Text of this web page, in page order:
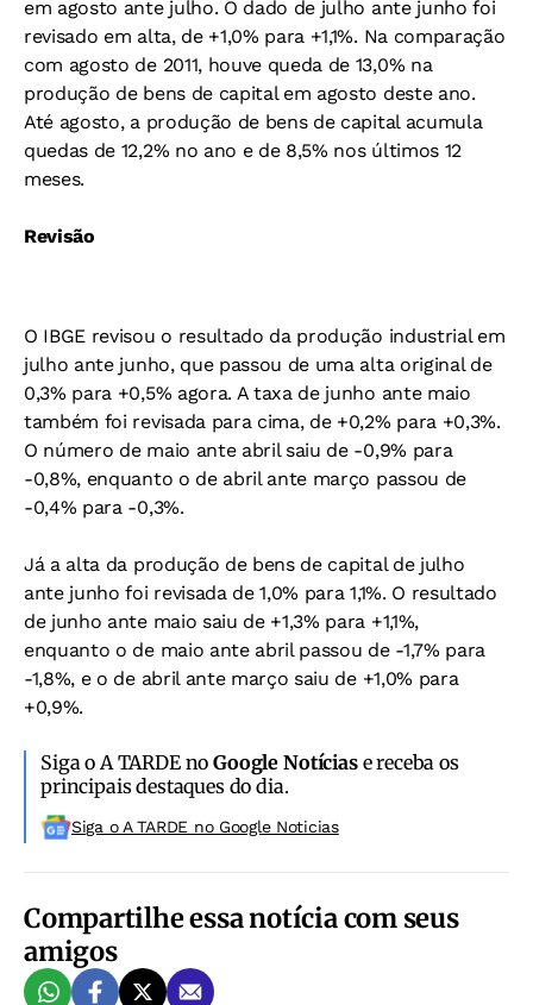
em agosto ante julho. O dado de julho ante junho foi
revisado em alta, de +1,0% para +1,1%. Na comparação
com agosto de 2011, houve queda de 13,0% na
produção de bens de capital em agosto deste ano.
Até agosto, a produção de bens de capital acumula
quedas de 12,2% no ano e de 8,5% nos últimos 12
meses.
Revisão
O IBGE revisou o resultado da produção industrial em
julho ante junho, que passou de uma alta original de
0,3% para +0,5% agora. A taxa de junho ante maio
também foi revisada para cima, de +0,2% para +0,3%.
O número de maio ante abril saiu de -0,9% para
-0,8%, enquanto o de abril ante março passou de
-0,4% para -0,3%.
Já a alta da produção de bens de capital de julho
ante junho foi revisada de 1,0% para 1,1%. O resultado
de junho ante maio saiu de +1,3% para +1,1%,
enquanto o de maio ante abril passou de -1,7% para
-1,8%, e o de abril ante março saiu de +1,0% para
+0,9%.
Siga o A TARDE noGoogle Notíciase receba os
principais destaques do dia.
Siga o A TARDE no Google Noticias
Compartilhe essa notícia com seus
amigos